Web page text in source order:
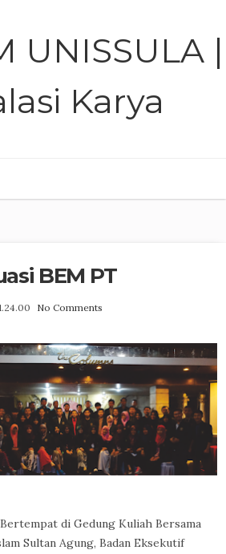
UNISSULA |
Karya
BEM PT
No Comments
di Gedung Kuliah Bersama
Sultan Agung, Badan Eksekutif